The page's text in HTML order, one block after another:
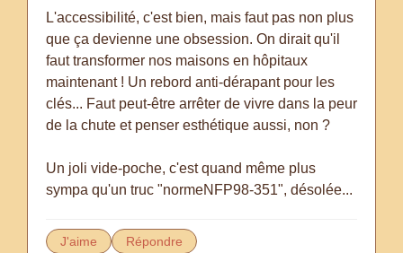
L'accessibilité, c'est bien, mais faut pas non plus
que ça devienne une obsession. On dirait qu'il
faut transformer nos maisons en hôpitaux
maintenant ! Un rebord anti-dérapant pour les
clés... Faut peut-être arrêter de vivre dans la peur
de la chute et penser esthétique aussi, non ?
Un joli vide-poche, c'est quand même plus
sympa qu'un truc "normeNFP98-351", désolée...
J'aime Répondre